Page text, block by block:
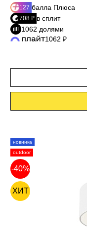
127 балла Плюса
708 ₽ в сплит
1062 долями
1062 ₽
новинка
outdoor
-40%
ХИТ